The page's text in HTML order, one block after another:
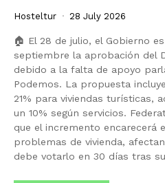
Hosteltur 28 July 2026
🏠 El 28 de julio, el Gobierno
septiembre la aprobación del
debido a la falta de apoyo
Podemos. La propuesta
21% para viviendas turísticas,
un 10% según servicios.
que el incremento encarecerá
problemas de vivienda,
debe votarlo en 30 días tras